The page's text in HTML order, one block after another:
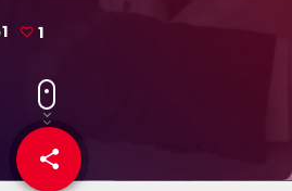
1
share
email